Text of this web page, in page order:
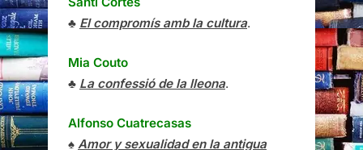
♣ El compromís amb la cultura.
Mia Couto
♣ La confessió de la lleona.
Alfonso Cuatrecasas
♠ Amor y sexualidad en la antigua